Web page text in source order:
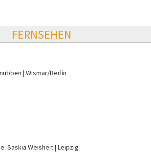
FERNSEHEN
Wismar/Berlin
Saskia Weisheit Leipzig